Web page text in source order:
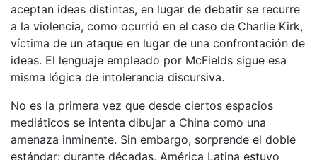
aceptan ideas distintas, en lugar de debatir se recurre
a la violencia, como ocurrió en el caso de Charlie Kirk,
víctima de un ataque en lugar de una confrontación de
ideas. El lenguaje empleado por McFields sigue esa
misma lógica de intolerancia discursiva.
No es la primera vez que desde ciertos espacios
mediáticos se intenta dibujar a China como una
amenaza inminente. Sin embargo, sorprende el doble
estándar: durante décadas, América Latina estuvo